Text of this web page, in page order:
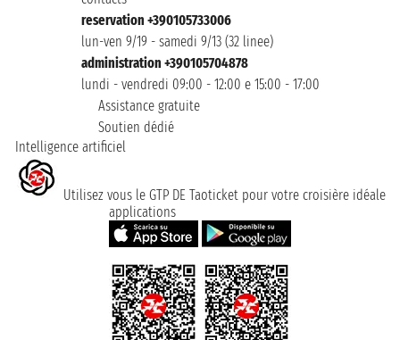
reservation +390105733006
lun-ven 9/19 - samedi 9/13 (32 linee)
administration +390105704878
lundi - vendredi 09:00 - 12:00 e 15:00 - 17:00
Assistance gratuite
Soutien dédié
Intelligence artificiel
Utilisez vous le GTP DE Taoticket pour votre croisière idéale
applications